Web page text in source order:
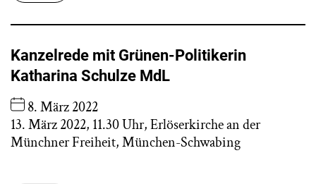
Kanzelrede mit Grünen-Politikerin
Katharina Schulze MdL
8. März 2022
13. März 2022, 11.30 Uhr, Erlöserkirche an der
Münchner Freiheit, München-Schwabing